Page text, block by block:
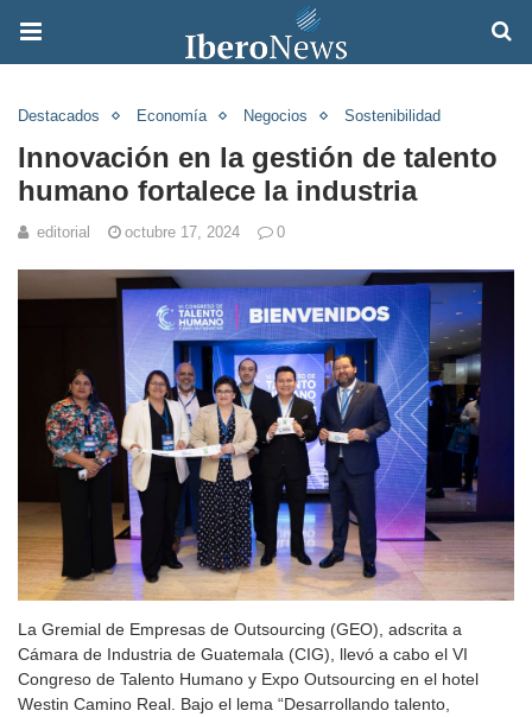
Destacados Economía Negocios Sostenibilidad
Innovación en la gestión de talento
humano fortalece la industria
editorial octubre 17, 2024 0
La Gremial de Empresas de Outsourcing (GEO), adscrita a
Cámara de Industria de Guatemala (CIG), llevó a cabo el VI
Congreso de Talento Humano y Expo Outsourcing en el hotel
Westin Camino Real. Bajo el lema “Desarrollando talento,